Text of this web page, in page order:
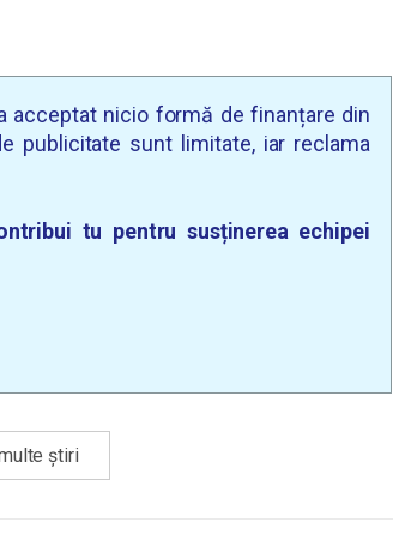
acceptat nicio formă de finanțare din
publicitate sunt limitate, iar reclama
tu pentru susținerea echipei
știri